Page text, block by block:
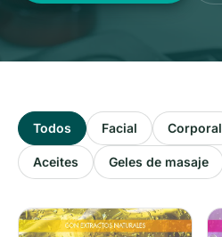
Todos Facial Corporal
Aceites Geles de masaje